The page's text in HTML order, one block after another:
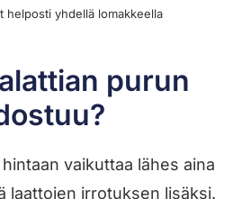
helposti yhdellä lomakkeella
purun
vaikuttaa lähes aina
laattojen irrotuksen lisäksi.